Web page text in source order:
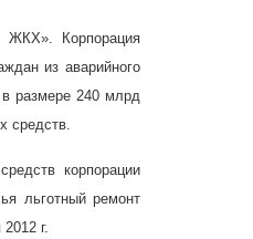
ЖКХ». Корпорация
из аварийного
размере 240 млрд
средств.
корпорации
льготный ремонт
2012 г.